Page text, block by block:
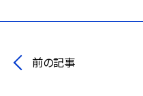
前の記事